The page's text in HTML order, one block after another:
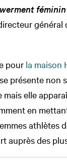
féminin
général
pour la maison
présente non
mais elle
en
athlètes
auprès des